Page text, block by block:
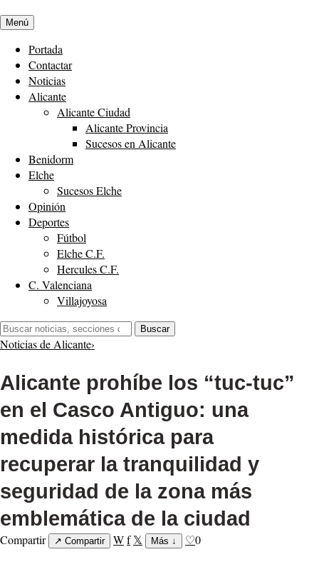
Menú
Portada
Contactar
Noticias
Alicante
Alicante Ciudad
Alicante Provincia
Sucesos en Alicante
Benidorm
Elche
Sucesos Elche
Opinión
Deportes
Fútbol
Elche C.F.
Hercules C.F.
C. Valenciana
Villajoyosa
Buscar:
Buscar
Noticias de Alicante›
Alicante prohíbe los “tuc-tuc”
en el Casco Antiguo: una
medida histórica para
recuperar la tranquilidad y
seguridad de la zona más
emblemática de la ciudad
Compartir ↗ Compartir Wf 𝕏 Más ↓ ♡0